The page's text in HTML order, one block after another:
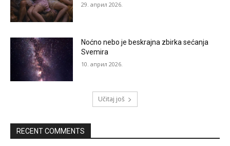
29. април 2026.
Noćno nebo je beskrajna zbirka sećanja
Svemira
10. април 2026.
Učitaj još
RECENT COMMENTS